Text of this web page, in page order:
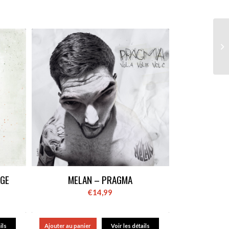
MELAN – PRAGMA
€14,99
Ajouter au panier Voir les détails